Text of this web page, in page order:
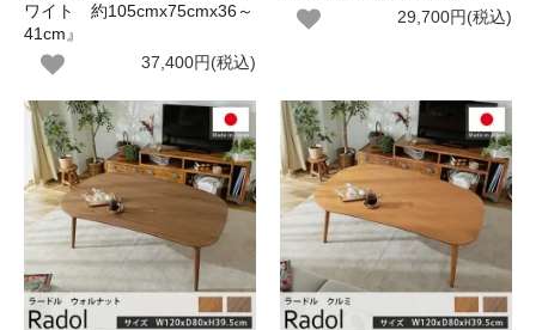
ワイト 約105cmx75cmx36～
41cm』
37,400円(税込)
29,700円(税込)